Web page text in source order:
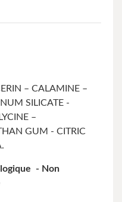
– CALAMINE –
SILICATE -
–
GUM - CITRIC
- Non